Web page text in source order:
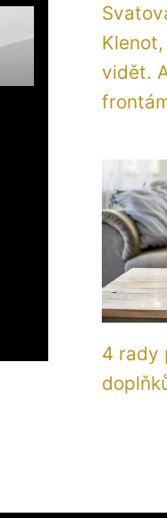
vidět.
4 rady